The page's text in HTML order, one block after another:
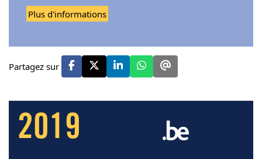
Plus d'informations
Partagez sur
2019